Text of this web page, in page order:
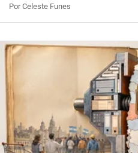
Por Celeste Funes